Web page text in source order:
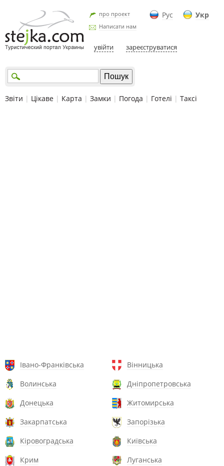
Рус Укр
про проект
Написати нам
увійти зареєструватися
Звіти | Цікаве | Карта | Замки | Погода | Готелі | Таксі
Івано-Франківська
Вінницька
Волинська
Дніпропетровська
Донецька
Житомирська
Закарпатська
Запорізька
Кіровоградська
Київська
Крим
Луганська